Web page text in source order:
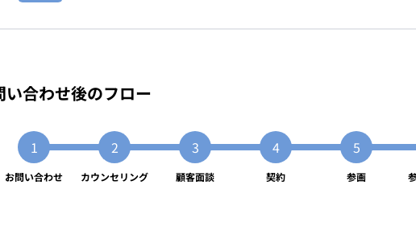
い合わせ後のフロー
お問い合わせ カウンセリング 顧客面談 契約 参画